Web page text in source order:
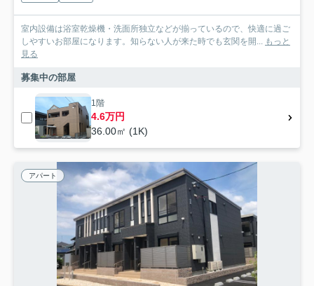
室内設備は浴室乾燥機・洗面所独立などが揃っているので、快適に過ご
しやすいお部屋になります。知らない人が来た時でも玄関を開... もっと
見る
募集中の部屋
1階
4.6万円
36.00㎡ (1K)
アパート